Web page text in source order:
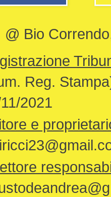
@ Bio
Reg.
2021
e